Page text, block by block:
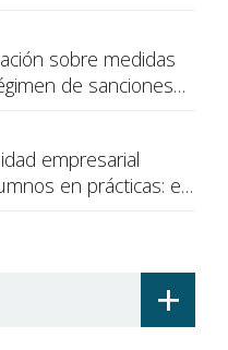
sobre medidas
de sanciones
empresarial
en prácticas: el
+